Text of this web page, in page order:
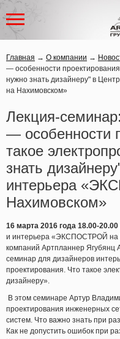
Главная → О компании →
— особенности
нужно знать дизайнеру" в
на Нахимовском»
Лекция-
— особенности
такое
знать
интерьера
Нахимовском»
16 марта 2016 года 18.00-20.00
и интерьера «ЭКСПОСТРОЙ на
компаний Артпланнер Ягубянц
семинар для дизайнеров
проектирования. Что такое
дизайнеру».
В этом семинаре Артур
проектирования инженерных
систем. Что важно знать при
Как не допустить ошибок при